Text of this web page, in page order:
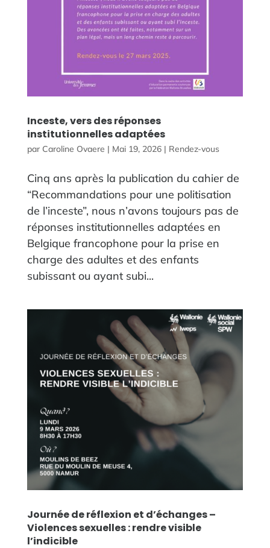
Inceste, vers des réponses
institutionnelles adaptées
par Caroline Ovaere | Mai 19, 2026| Rendez-vous
Cinq ans après la publication du cahier de
“Recommandations pour une politisation
de l’inceste”, nous n’avons toujours pas de
réponses institutionnelles adaptées en
Belgique francophone pour la prise en
charge des adultes et des enfants
subissant ou ayant subi...
Journée de réflexion et d’échanges –
Violences sexuelles : rendre visible
l’indicible